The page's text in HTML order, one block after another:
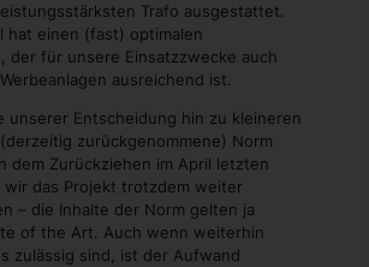
Trafo ausgestattet.
hat einen (fast) optimalen
der für unsere Einsatzzwecke auch
ausreichend ist.
unserer Entscheidung hin zu kleineren
zurückgenommene) Norm
dem Zurückziehen im April letzten
wir das Projekt trotzdem weiter
– die Inhalte der Norm gelten ja
of the Art. Auch wenn weiterhin
zulässig sind, ist der Aufwand